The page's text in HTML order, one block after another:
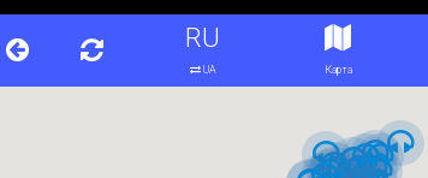
известная Днепровская
из окружного ведомства путей
Евгения Патона. Говорят, что тот, в свою
свои знания на практике.
необходимость скорейшего ввода